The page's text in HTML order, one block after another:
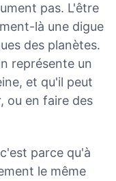
pas. L'être
là une digue
des planètes.
représente un
et qu'il peut
ou en faire des
parce qu'à
le même